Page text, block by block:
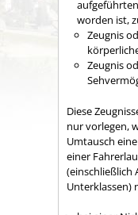
worden ist,
Zeugnis
Zeugnis
Diese
nur vorlegen,
Umtausch
einer
(einschließlich
Unterklassen)